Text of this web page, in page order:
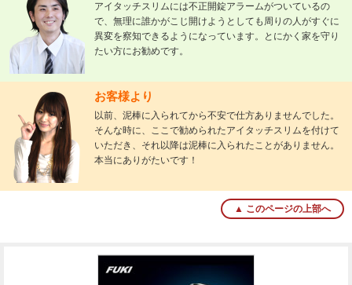
アイタッチスリムには不正開錠アラームがついているの
で、無理に誰かがこじ開けようとしても周りの人がすぐに
異変を察知できるようになっています。とにかく家を守り
たい方にお勧めです。
お客様より
以前、泥棒に入られてから不安で仕方ありませんでした。
そんな時に、ここで勧められたアイタッチスリムを付けて
いただき、それ以降は泥棒に入られたことがありません。
本当にありがたいです！
▲ このページの上部へ